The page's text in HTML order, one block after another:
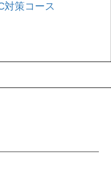
対策コース